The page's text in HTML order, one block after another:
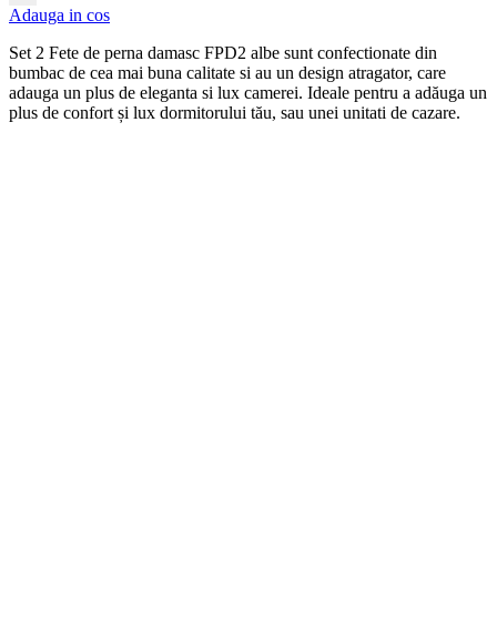
Adauga in cos
Set 2 Fete de perna damasc FPD2 albe sunt confectionate din
bumbac de cea mai buna calitate si au un design atragator, care
adauga un plus de eleganta si lux camerei. Ideale pentru a adăuga un
plus de confort și lux dormitorului tău, sau unei unitati de cazare.